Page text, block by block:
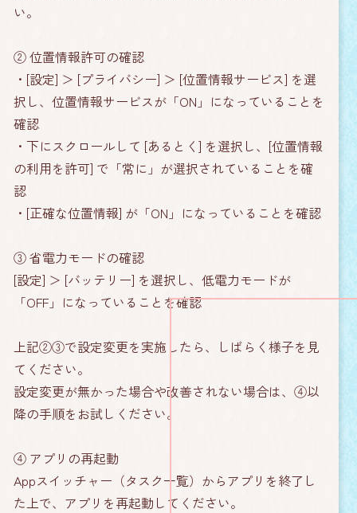
い。
② 位置情報許可の確認
・[設定] ＞ [プライバシー] ＞ [位置情報サービス] を選
択し、位置情報サービスが「ON」になっていることを
確認
・下にスクロールして [あるとく] を選択し、[位置情報
の利用を許可] で「常に」が選択されていることを確
認
・[正確な位置情報] が「ON」になっていることを確認
③ 省電力モードの確認
[設定] ＞ [バッテリー] を選択し、低電力モードが
「OFF」になっていることを確認
上記②③で設定変更を実施したら、しばらく様子を見
てください。
設定変更が無かった場合や改善されない場合は、④以
降の手順をお試しください。
④ アプリの再起動
Appスイッチャー（タスク一覧）からアプリを終了し
た上で、アプリを再起動してください。